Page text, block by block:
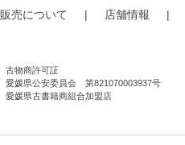
販売について | 店舗情報 |
古物商許可証
愛媛県公安委員会 第821070003937号
愛媛県古書籍商組合加盟店